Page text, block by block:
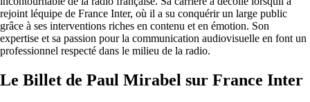
rejoint léquipe de France Inter, où il a su conquérir un large public
grâce à ses interventions riches en contenu et en émotion. Son
expertise et sa passion pour la communication audiovisuelle en font un
professionnel respecté dans le milieu de la radio.
Le Billet de Paul Mirabel sur France Inter